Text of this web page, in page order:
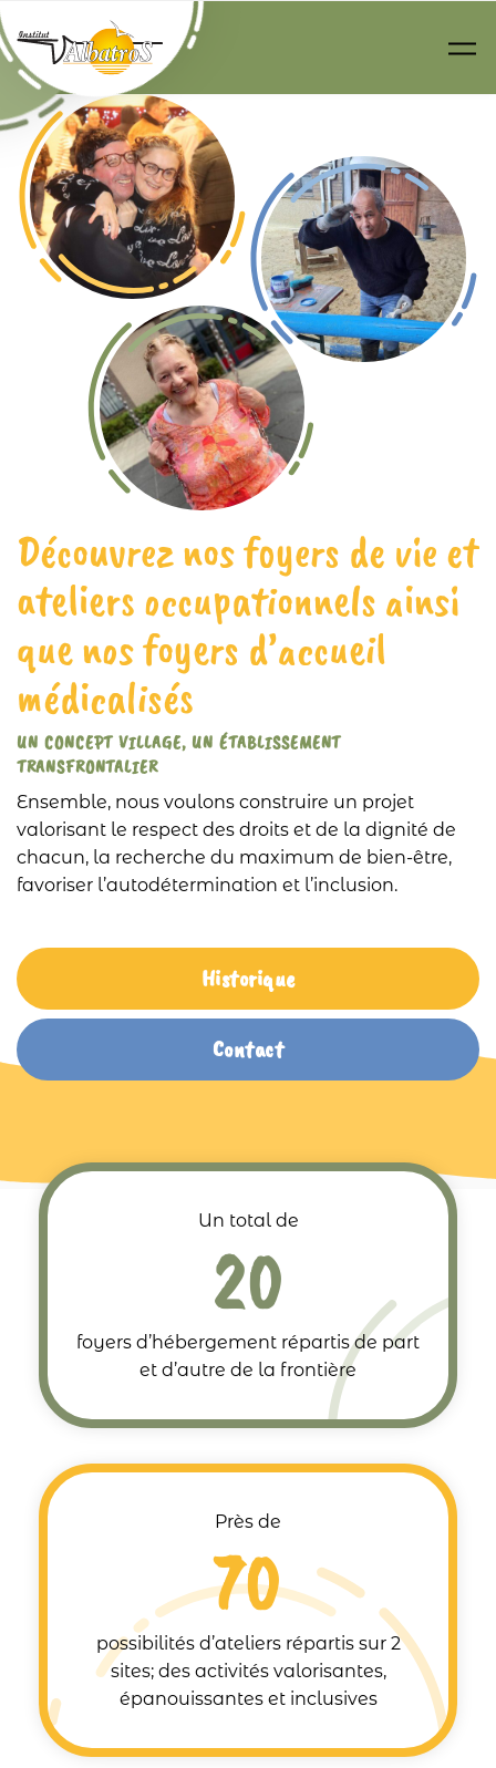
Passer au contenu principal
Découvrez nos foyers de vie et
ateliers occupationnels ainsi
que nos foyers d’accueil
médicalisés
UN CONCEPT VILLAGE, UN ÉTABLISSEMENT
TRANSFRONTALIER
Ensemble, nous voulons construire un projet
valorisant le respect des droits et de la dignité de
chacun, la recherche du maximum de bien-être,
favoriser l’autodétermination et l’inclusion.
Historique
Contact
Un total de
20
foyers d’hébergement répartis de part
et d’autre de la frontière
Près de
70
possibilités d’ateliers répartis sur 2
sites; des activités valorisantes,
épanouissantes et inclusives